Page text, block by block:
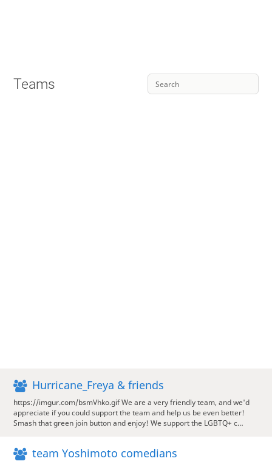
Teams
Hurricane_Freya & friends
https://imgur.com/bsmVhko.gif We are a very friendly team, and we'd
appreciate if you could support the team and help us be even better!
Smash that green join button and enjoy! We support the LGBTQ+ c…
team Yoshimoto comedians